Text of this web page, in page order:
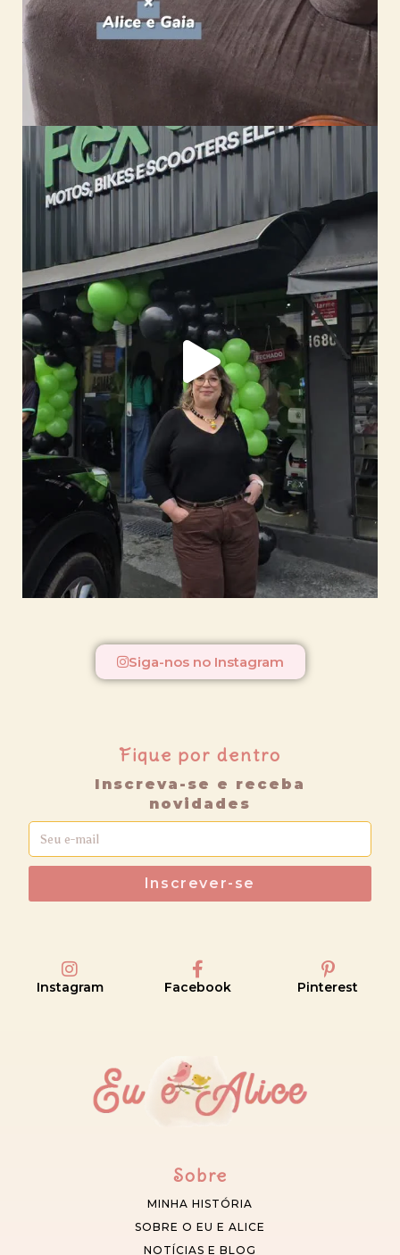
Siga-nos no Instagram
Fique por dentro
Inscreva-se e receba
novidades
Inscrever-se
Instagram Facebook Pinterest
Sobre
MINHA HISTÓRIA
SOBRE O EU E ALICE
NOTÍCIAS E BLOG